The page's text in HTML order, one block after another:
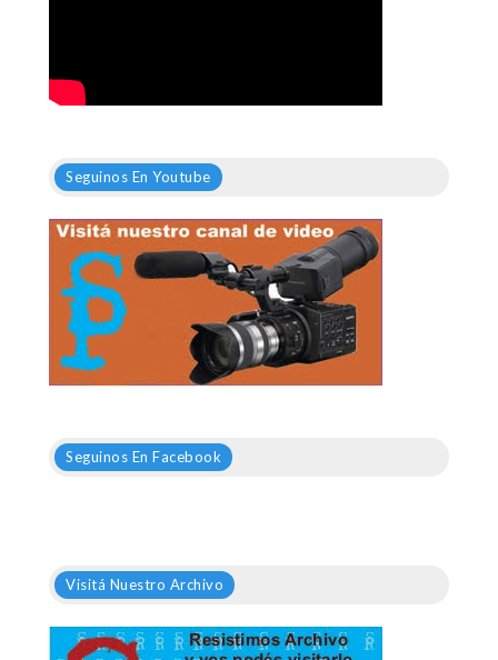
Seguinos En Youtube
Seguinos En Facebook
Visitá Nuestro Archivo